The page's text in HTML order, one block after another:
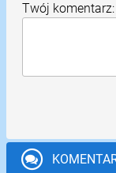
Twój komentarz: